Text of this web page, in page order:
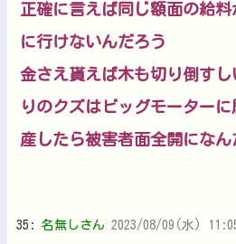
正確に言えば同じ額面の給
に行けないんだろう
金さえ貰えば木も切り倒す
りのクズはビッグモーター
産したら被害者面全開になん
35: 名無しさん 2023/08/09(水)